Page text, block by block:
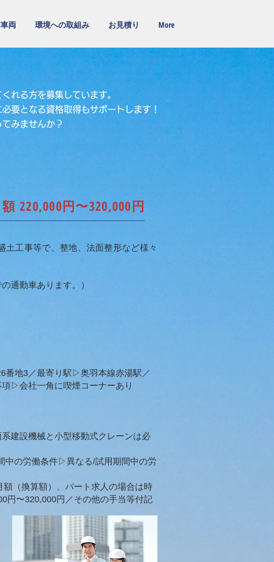
両 環境への取組み お見積り More
れる方を募集しています。
要となる資格取得もサポートします！
みませんか？
220,000円〜320,000円
工事等で、整地、法面整形など様々
通勤車あります。）
地3／最寄り駅▷奥羽本線赤湯駅／
▷会社一角に喫煙コーナーあり
建設機械と小型移動式クレーンは必
の労働条件▷異なる/試用期間中の労
（換算額）、パート求人の場合は時
円〜320,000円／ その他の手当等付記